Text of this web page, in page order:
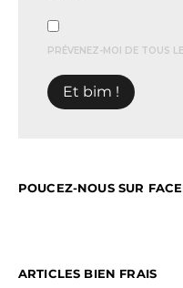
PRÉVENEZ-MOI DE TOUS
POUCEZ-NOUS SUR
ARTICLES BIEN FRAIS